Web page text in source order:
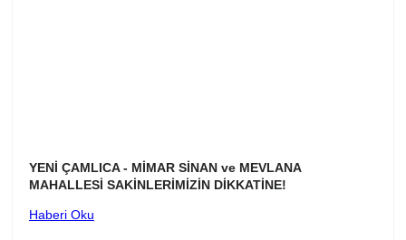
YENİ ÇAMLICA - MİMAR SİNAN ve MEVLANA
MAHALLESİ SAKİNLERİMİZİN DİKKATİNE!
Haberi Oku